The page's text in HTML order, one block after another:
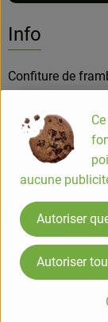
Info
Confiture de
Une confiture
sucrée, ni trop
la journée. En
fruit gourmand
COMPOSITION
framboises*,
*issus de
VALEURS
Energie (kj)/
aucune
Autoriser
Autoriser